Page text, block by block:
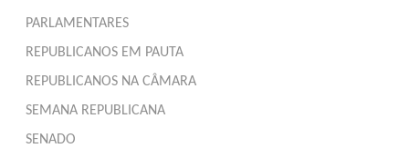
PARLAMENTARES
REPUBLICANOS EM PAUTA
REPUBLICANOS NA CÂMARA
SEMANA REPUBLICANA
SENADO